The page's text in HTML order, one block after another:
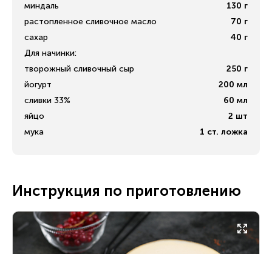
миндаль
130 г
растопленное сливочное масло
70 г
сахар
40 г
Для начинки:
творожный сливочный сыр
250 г
йогурт
200 мл
сливки 33%
60 мл
яйцо
2 шт
мука
1 ст. ложка
Инструкция по приготовлению